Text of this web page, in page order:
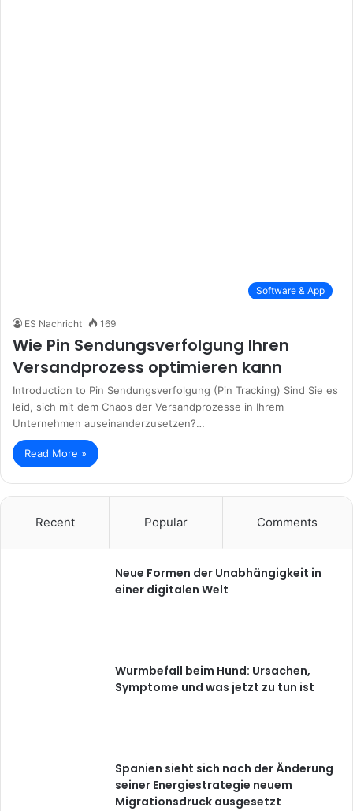
Software & App
ES Nachricht 169
Wie Pin Sendungsverfolgung Ihren
Versandprozess optimieren kann
Introduction to Pin Sendungsverfolgung (Pin Tracking) Sind Sie es
leid, sich mit dem Chaos der Versandprozesse in Ihrem
Unternehmen auseinanderzusetzen?…
Read More »
Recent Popular Comments
Neue Formen der Unabhängigkeit in
einer digitalen Welt
Wurmbefall beim Hund: Ursachen,
Symptome und was jetzt zu tun ist
Spanien sieht sich nach der Änderung
seiner Energiestrategie neuem
Migrationsdruck ausgesetzt